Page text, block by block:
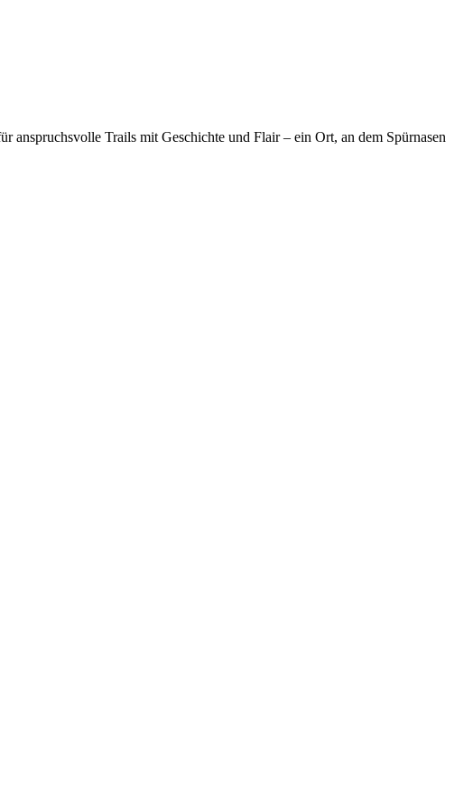
anspruchsvolle Trails mit Geschichte und Flair – ein Ort, an dem Spürnasen